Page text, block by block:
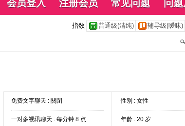
会员登入 注册会员 常见问题 问
指数 普通级(清纯) 辅导级(暧昧)
免费文字聊天 : 關閉
一对多视讯聊天 : 每分钟 8 点
性别 : 女性
年龄 : 20 岁